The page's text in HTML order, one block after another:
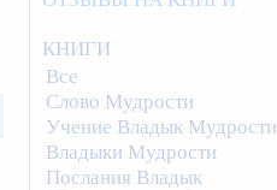
КНИГИ
Все
Слово Мудрости
Учение Владык Мудрости
Владыки Мудрости
Послания Владык